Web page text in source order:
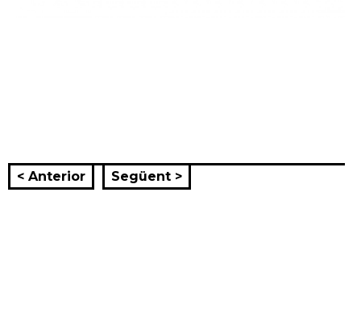
< Anterior Següent >